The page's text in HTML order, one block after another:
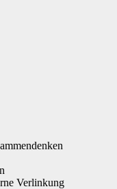
Verlinkung